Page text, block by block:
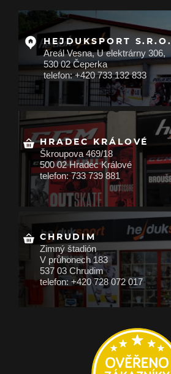
HEJDUKSPORT S.R.O.
Areál Vesna, U elektrárny 306,
530 02 Čeperka
telefon: +420 733 132 833
HRADEC KRÁLOVÉ
Škroupova 469/18
500 02 Hradec Králové
telefon: 733 739 881
CHRUDIM
Zimný štadión
V průhonech 183
537 03 Chrudim
telefon: +420 728 072 017